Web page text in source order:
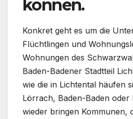
können.
Konkret geht es um die
Flüchtlingen und
Wohnungen des
Baden-Badener Stadtteil
wie die in Lichtental häufen
Lörrach, Baden-Baden oder
wieder bringen Kommunen,